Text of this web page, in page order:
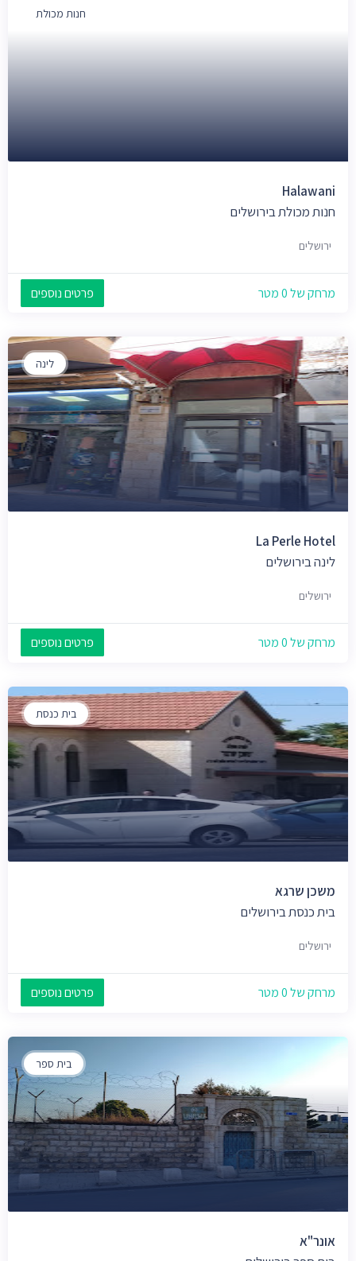
חנות מכולת
Halawani
חנות מכולת בירושלים
ירושלים
מרחק של 0 מטר פרטים נוספים
לינה
La Perle Hotel
לינה בירושלים
ירושלים
מרחק של 0 מטר פרטים נוספים
בית כנסת
משכן שרגא
בית כנסת בירושלים
ירושלים
מרחק של 0 מטר פרטים נוספים
בית ספר
אונר"א